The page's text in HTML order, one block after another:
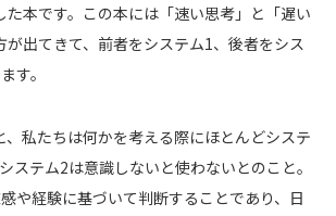
た本です。この本には「速い思考」と「遅い
が出てきて、前者をシステム1、後者をシス
す。
、私たちは何かを考える際にほとんどシステ
ステム2は意識しないと使わないとのこと。
や経験に基づいて判断することであり、日